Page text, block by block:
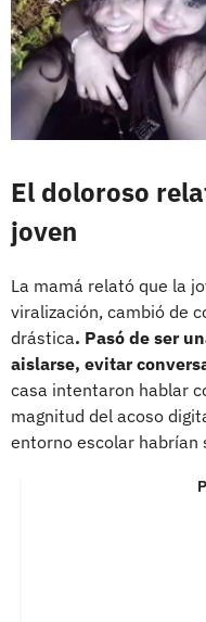
El doloroso
joven
La mamá relató que la
viralización, cambió de
drástica. Pasó de ser
aislarse, evitar
casa intentaron hablar
magnitud del acoso
entorno escolar habrían